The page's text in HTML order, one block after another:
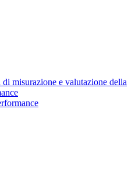
di misurazione e valutazione della